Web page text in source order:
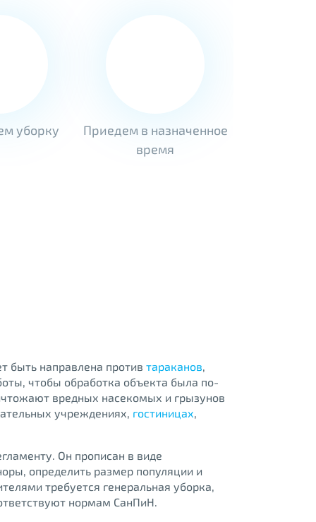
уборку
Приедем в назначенное
время
быть направлена против тараканов,
чтобы обработка объекта была по-
вредных насекомых и грызунов
учреждениях, гостиницах,
Он прописан в виде
определить размер популяции и
требуется генеральная уборка,
нормам СанПиН.